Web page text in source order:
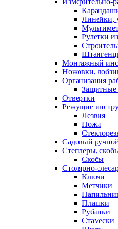
Линейки,
Рулетки
Монтажный
Ножовки,
Организация
Защитные
Отвертки
Режущие
Лезвия
Ножи
Садовый
Степлеры,
Скобы
Столярно-
Ключи
Метчики
Плашки
Рубанки
Стамески